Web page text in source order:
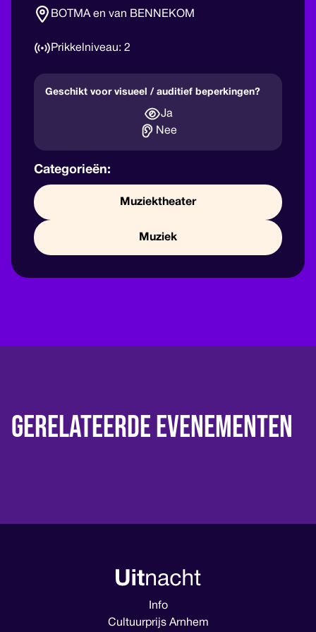
BOTMA en van BENNEKOM
2
Geschikt voor visueel / auditief beperkingen?
Ja
Nee
Categorieën:
Muziektheater
Muziek
Gerelateerde evenementen
Info
Cultuurprijs Arnhem